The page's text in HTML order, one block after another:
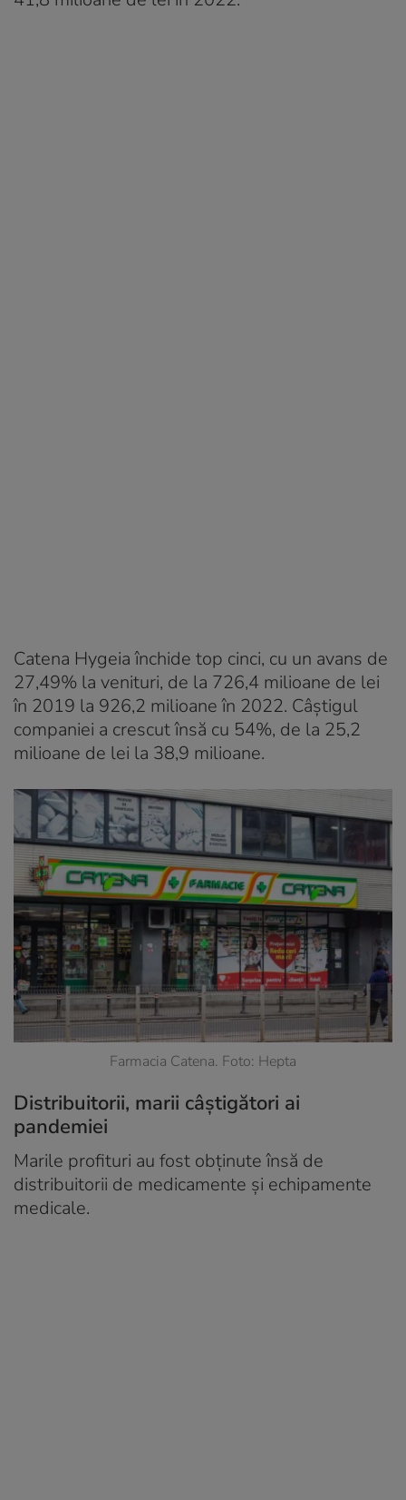
Catena Hygeia închide top cinci, cu un avans de
27,49% la venituri, de la 726,4 milioane de lei
în 2019 la 926,2 milioane în 2022. Câștigul
companiei a crescut însă cu 54%, de la 25,2
milioane de lei la 38,9 milioane.
Farmacia Catena. Foto: Hepta
Distribuitorii, marii câștigători ai
pandemiei
Marile profituri au fost obținute însă de
distribuitorii de medicamente și echipamente
medicale.